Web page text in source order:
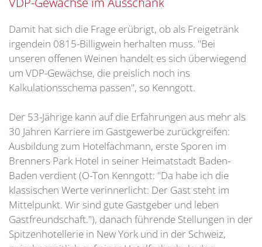
Damit hat sich die Frage erübrigt, ob als Freigetränk
irgendein 0815-Billigwein herhalten muss. "Bei
unseren offenen Weinen handelt es sich überwiegend
um VDP-Gewächse, die preislich noch ins
Kalkulationsschema passen", so Kenngott.
Der 53-Jährige kann auf die Erfahrungen aus mehr als
30 Jahren Karriere im Gastgewerbe zurückgreifen:
Ausbildung zum Hotelfachmann, erste Sporen im
Brenners Park Hotel in seiner Heimatstadt Baden-
Baden verdient (O-Ton Kenngott: "Da habe ich die
klassischen Werte verinnerlicht: Der Gast steht im
Mittelpunkt. Wir sind gute Gastgeber und leben
Gastfreundschaft."), danach führende Stellungen in der
Spitzenhotellerie in New York und in der Schweiz,